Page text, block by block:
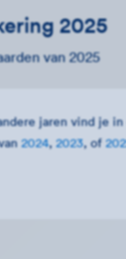
2025
van 2025
jaren vind je in
2024,2023, of